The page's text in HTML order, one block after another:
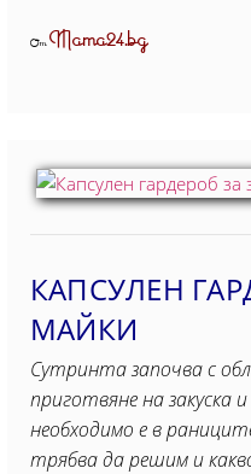
ОтMama24.bg
КАПСУЛЕН
МАЙКИ
Сутринта започва с
приготвяне на закуска
необходимо е в
трябва да решим и